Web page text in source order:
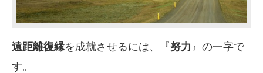
遠距離復縁を成就させるには、『努力 』の一字で
す。